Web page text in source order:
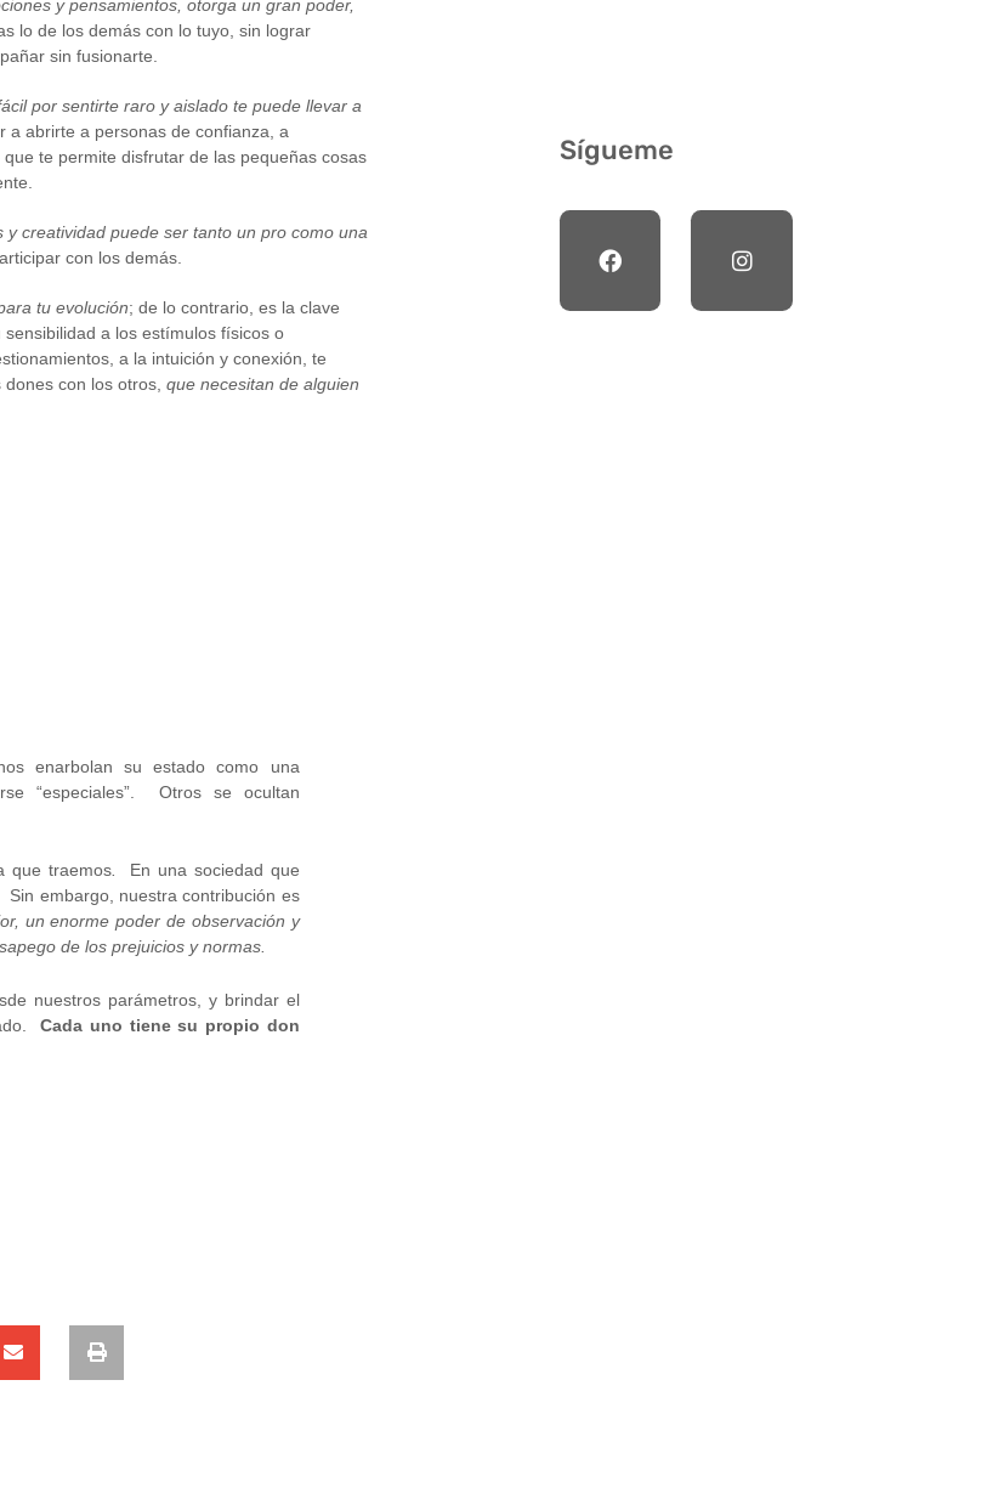
y pensamientos, otorga un gran poder,
lo de los demás con lo tuyo, sin lograr
sin fusionarte.
por sentirte raro y aislado te puede llevar a
a abrirte a personas de confianza, a
te permite disfrutar de las pequeñas cosas
creatividad puede ser tanto un pro como una
con los demás.
tu evolución; de lo contrario, es la clave
a los estímulos físicos o
a la intuición y conexión, te
con los otros, que necesitan de alguien
enarbolan su estado como una
“especiales”. Otros se ocultan
que traemos. En una sociedad que
embargo, nuestra contribución es
un enorme poder de observación y
de los prejuicios y normas.
nuestros parámetros, y brindar el
Cada uno tiene su propio don
Sígueme